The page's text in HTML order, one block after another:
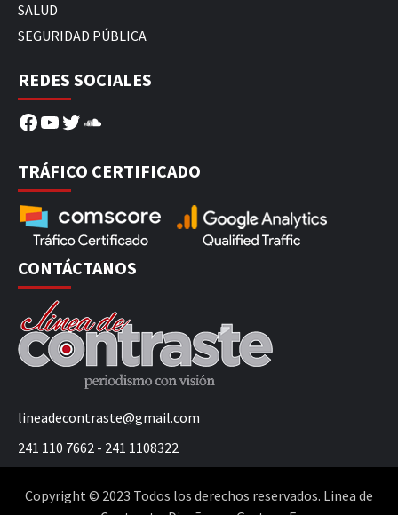
SALUD
SEGURIDAD PÚBLICA
REDES SOCIALES
Facebook
YouTube
Twitter
SoundCloud
TRÁFICO CERTIFICADO
CONTÁCTANOS
lineadecontraste@gmail.com
241 110 7662 - 241 1108322
Copyright © 2023 Todos los derechos reservados. Linea de